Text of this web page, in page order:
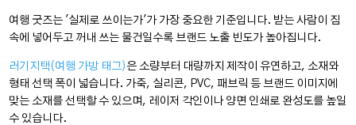
여행 굿즈는 '실제로 쓰이는가'가 가장 중요한 기준입니다. 받는 사람이 짐
속에 넣어두고 꺼내 쓰는 물건일수록 브랜드 노출 빈도가 높아집니다.
러기지택(여행 가방 태그)은 소량부터 대량까지 제작이 유연하고, 소재와
형태 선택 폭이 넓습니다. 가죽, 실리콘, PVC, 패브릭 등 브랜드 이미지에
맞는 소재를 선택할 수 있으며, 레이저 각인이나 양면 인쇄로 완성도를 높일
수 있습니다.